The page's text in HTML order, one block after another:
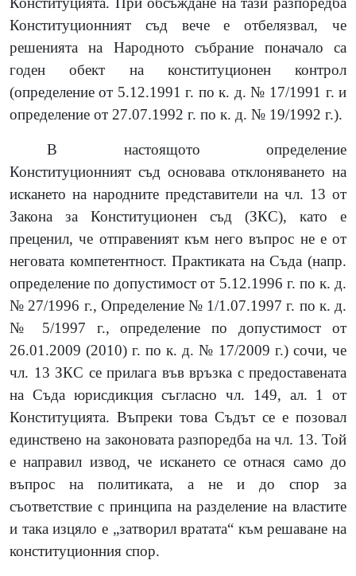
Конституционният съд вече е отбелязвал, че
решенията на Народното събрание поначало са
годен обект на конституционен контрол
(определение от 5.12.1991 г. по к. д. № 17/1991 г. и
определение от 27.07.1992 г. по к. д. № 19/1992 г.).
В настоящото определение
Конституционният съд основава отклоняването на
искането на народните представители на чл. 13 от
Закона за Конституционен съд (ЗКС), като е
преценил, че отправеният към него въпрос не е от
неговата компетентност. Практиката на Съда (напр.
определение по допустимост от 5.12.1996 г. по к. д.
№ 27/1996 г., Определение № 1/1.07.1997 г. по к. д.
№ 5/1997 г., определение по допустимост от
26.01.2009 (2010) г. по к. д. № 17/2009 г.) сочи, че
чл. 13 ЗКС се прилага във връзка с предоставената
на Съда юрисдикция съгласно чл. 149, ал. 1 от
Конституцията. Въпреки това Съдът се е позовал
единствено на законовата разпоредба на чл. 13. Той
е направил извод, че искането се отнася само до
въпрос на политиката, а не и до спор за
съответствие с принципа на разделение на властите
и така изцяло е „затворил вратата“ към решаване на
конституционния спор.